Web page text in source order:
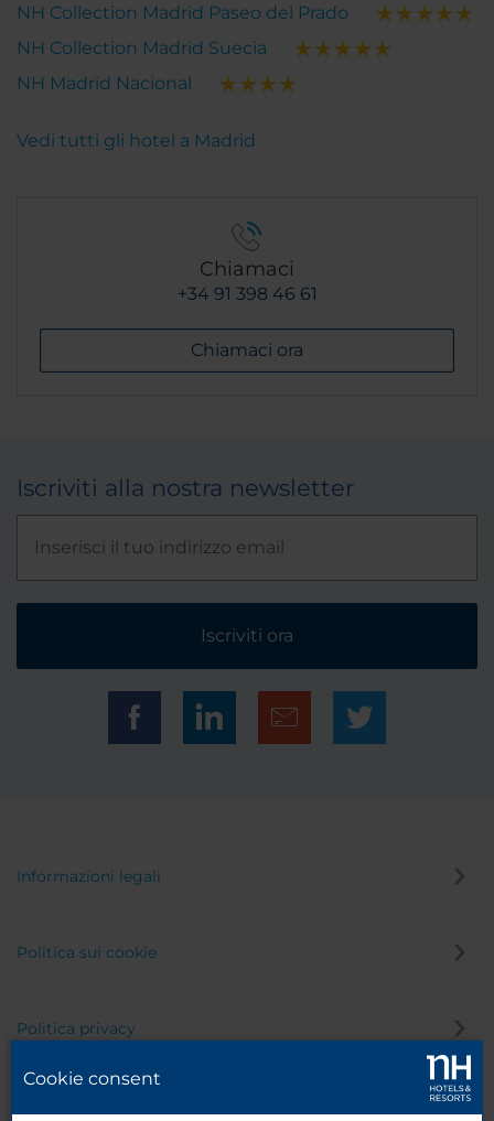
NH Collection Madrid Paseo del Prado
NH Collection Madrid Suecia
NH Madrid Nacional
Vedi tutti gli hotel a Madrid
Chiamaci
+34 91 398 46 61
Chiamaci ora
Iscriviti alla nostra newsletter
Iscriviti ora
Informazioni legali
Politica sui cookie
Politica privacy
Cookie consent